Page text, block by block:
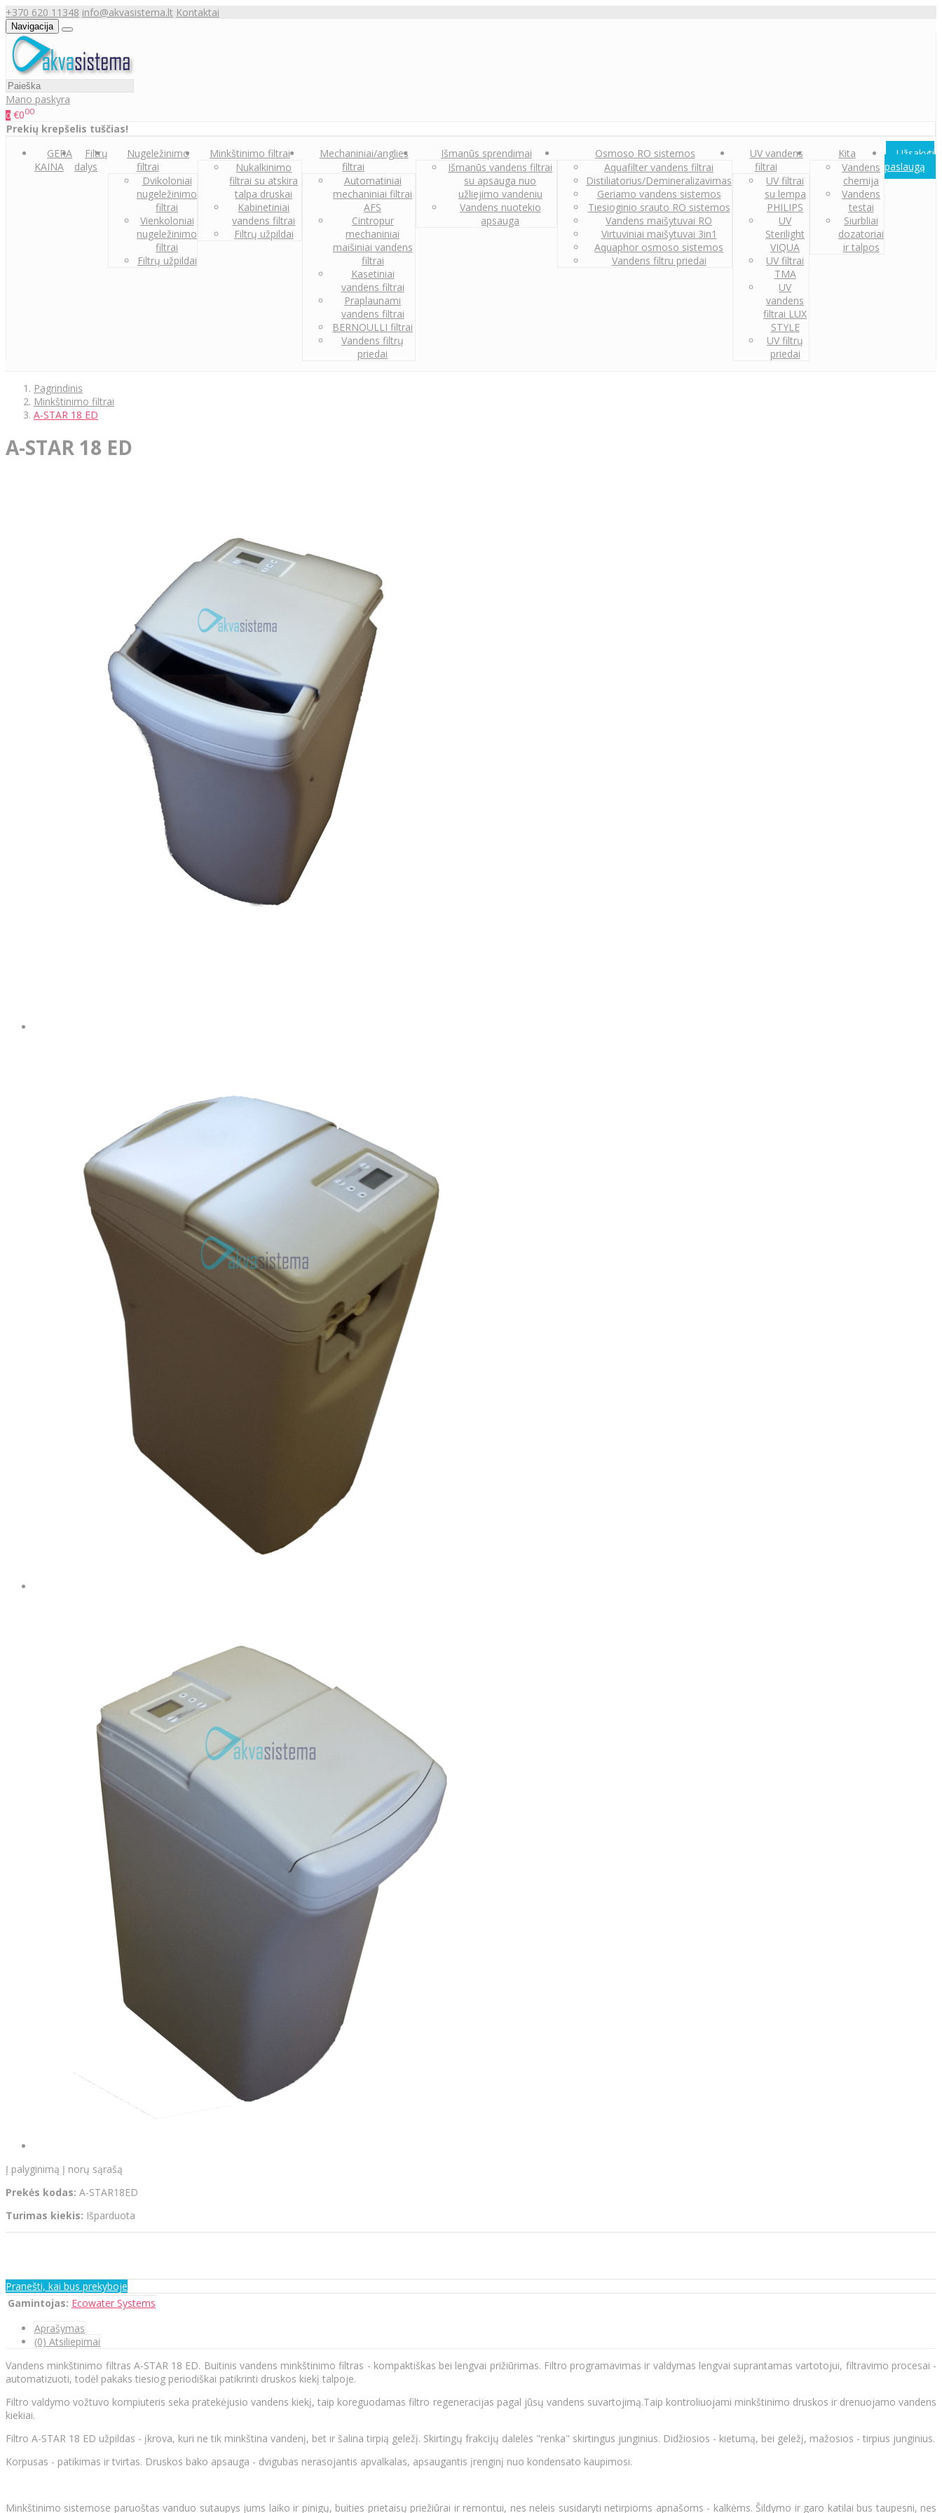
+370 620 11348 info@akvasistema.lt Kontaktai
Navigacija
Mano paskyra
0 €000
Prekių krepšelis tuščias!
GERA
KAINA
Filtrų
dalys
Nugeležinimo
filtrai
Dvikoloniai
nugeležinimo
filtrai
Vienkoloniai
nugeležinimo
filtrai
Filtrų užpildai
Minkštinimo filtrai
Nukalkinimo
filtrai su atskira
talpa druskai
Kabinetiniai
vandens filtrai
Filtrų užpildai
Mechaniniai/anglies
filtrai
Automatiniai
mechaniniai filtrai
AFS
Cintropur
mechaniniai
maišiniai vandens
filtrai
Kasetiniai
vandens filtrai
Praplaunami
vandens filtrai
BERNOULLI filtrai
Vandens filtrų
priedai
Išmanūs sprendimai
Išmanūs vandens filtrai
su apsauga nuo
užliejimo vandeniu
Vandens nuotekio
apsauga
Osmoso RO sistemos
Aquafilter vandens filtrai
Distiliatorius/Demineralizavimas
Geriamo vandens sistemos
Tiesioginio srauto RO sistemos
Vandens maišytuvai RO
Virtuviniai maišytuvai 3in1
Aquaphor osmoso sistemos
Vandens filtru priedai
UV vandens
filtrai
UV filtrai
su lempa
PHILIPS
UV
Sterilight
VIQUA
UV filtrai
TMA
UV
vandens
filtrai LUX
STYLE
UV filtrų
priedai
Kita
Vandens
chemija
Vandens
testai
Siurbliai
dozatoriai
ir talpos
Užsakyti
paslaugą
Pagrindinis
Minkštinimo filtrai
A-STAR 18 ED
A-STAR 18 ED
Į palyginimą Į norų sąrašą
Prekės kodas: A-STAR18ED
Turimas kiekis: Išparduota
Pranešti, kai bus prekyboje
Gamintojas: Ecowater Systems
Aprašymas
(0) Atsiliepimai
Vandens minkštinimo filtras A-STAR 18 ED. Buitinis vandens minkštinimo filtras - kompaktiškas bei lengvai prižiūrimas. Filtro programavimas ir valdymas lengvai suprantamas vartotojui, filtravimo procesai -
automatizuoti, todėl pakaks tiesiog periodiškai patikrinti druskos kiekį talpoje.
Filtro valdymo vožtuvo kompiuteris seka pratekėjusio vandens kiekį, taip koreguodamas filtro regeneracijas pagal jūsų vandens suvartojimą.Taip kontroliuojami minkštinimo druskos ir drenuojamo vandens
kiekiai.
Filtro A-STAR 18 ED užpildas - įkrova, kuri ne tik minkština vandenį, bet ir šalina tirpią geležį. Skirtingų frakcijų dalelės "renka" skirtingus junginius. Didžiosios - kietumą, bei geležį, mažosios - tirpius junginius.
Korpusas - patikimas ir tvirtas. Druskos bako apsauga - dvigubas nerasojantis apvalkalas, apsaugantis įrenginį nuo kondensato kaupimosi.
Minkštinimo sistemose paruoštas vanduo sutaupys jums laiko ir pinigų, buities prietaisų priežiūrai ir remontui, nes neleis susidaryti netirpioms apnašoms - kalkėms. Šildymo ir garo katilai bus taupesni, nes